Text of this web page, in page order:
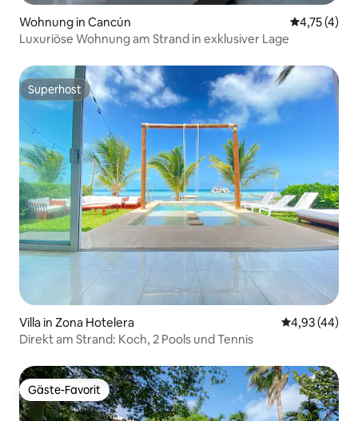
Wohnung in Cancún
4,75 (4)
Luxuriöse Wohnung am Strand in exklusiver Lage
Superhost
Superhost
Villa in Zona Hotelera
4,93 (44)
Direkt am Strand: Koch, 2 Pools und Tennis
Gäste-Favorit
Gäste-Favorit